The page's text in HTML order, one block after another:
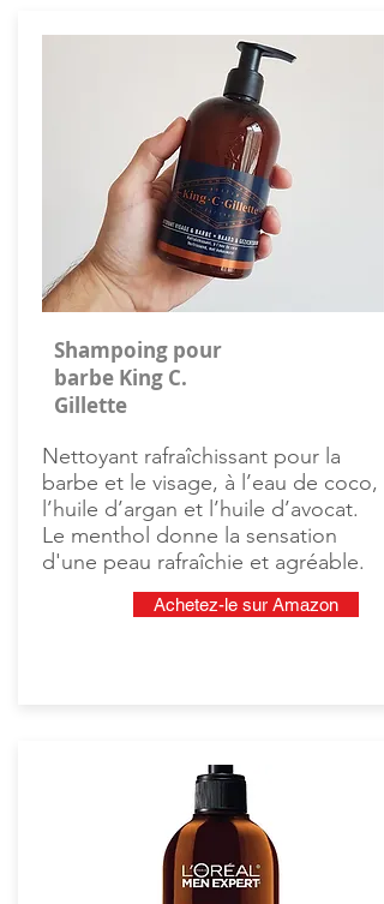
Shampoing pour
barbe King C.
Gillette
Nettoyant rafraîchissant pour la
barbe et le visage, à l’eau de coco,
l’huile d’argan et l’huile d’avocat.
Le menthol donne la sensation
d'une peau rafraîchie et agréable.
Achetez-le sur Amazon